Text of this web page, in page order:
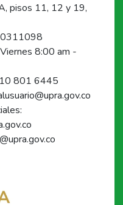
pisos 11, 12 y 19,
8:00 am -
801 6445